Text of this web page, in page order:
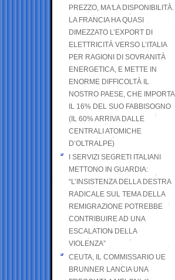
PREZZO, MA LA DISPONIBILITÀ.
LA FRANCIA HA QUASI
DIMEZZATO L’EXPORT DI
ELETTRICITÀ VERSO L’ITALIA
PER RAGIONI DI SOVRANITÀ
ENERGETICA, E METTE IN
ENORME DIFFICOLTÀ IL
NOSTRO PAESE, CHE IMPORTA
IL 16% DEL SUO FABBISOGNO
(IL 60% ARRIVA DALLE
CENTRALI ATOMICHE
D’OLTRALPE)
I SERVIZI SEGRETI ITALIANI
METTONO IN GUARDIA:
“L’INSISTENZA DELLA DESTRA
RADICALE SUL TEMA DELLA
REMIGRAZIONE POTREBBE
CONTRIBUIRE AD UNA
ESCALATION DELLA
VIOLENZA”
CEUTA, IL COMMISSARIO UE
BRUNNER LANCIA UNA